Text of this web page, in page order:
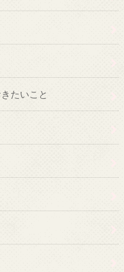
たいこと